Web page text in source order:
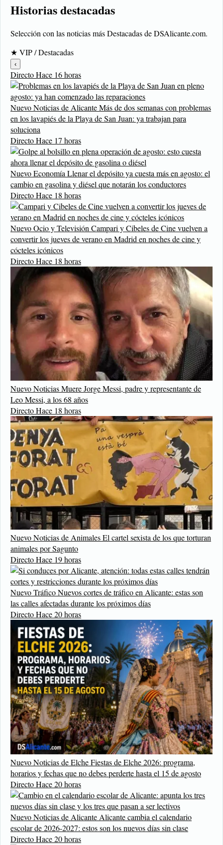
Historias destacadas
Selección con las noticias más Destacadas de DSAlicante.com.
★ VIP / Destacadas
‹
DirectoHace 16 horas
NuevoNoticias de AlicanteMás de dos semanas con problemas
en los lavapiés de la Playa de San Juan: ya trabajan para
soluciona
DirectoHace 17 horas
NuevoEconomíaLlenar el depósito ya cuesta más en agosto: el
cambio en gasolina y diésel que notarán los conductores
DirectoHace 18 horas
NuevoOcio y TelevisiónCampari y Cibeles de Cine vuelven a
convertir los jueves de verano en Madrid en noches de cine y
cócteles icónicos
DirectoHace 18 horas
NuevoNoticiasMuere Jorge Messi, padre y representante de
Leo Messi, a los 68 años
DirectoHace 18 horas
NuevoNoticias de AnimalesEl cartel sexista de los que torturan
animales por Sagunto
DirectoHace 19 horas
NuevoTráficoNuevos cortes de tráfico en Alicante: estas son
las calles afectadas durante los próximos días
DirectoHace 20 horas
NuevoNoticias de ElcheFiestas de Elche 2026: programa,
horarios y fechas que no debes perderte hasta el 15 de agosto
DirectoHace 20 horas
NuevoNoticias de AlicanteAlicante cambia el calendario
escolar de 2026-2027: estos son los nuevos días sin clase
DirectoHace 20 horas